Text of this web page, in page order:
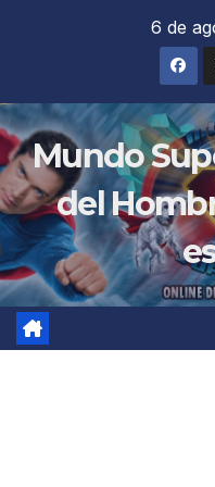
6 de
Mundo
del